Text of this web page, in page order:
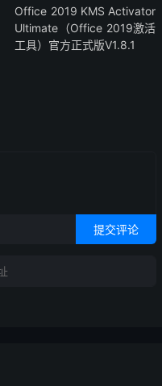
Office 2019 KMS Activator
Ultimate（Office 2019激活
工具）官方正式版V1.8.1
提交评论